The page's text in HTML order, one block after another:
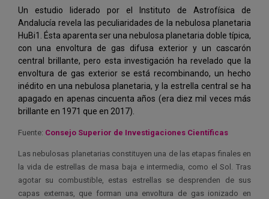
Un estudio liderado por el Instituto de Astrofísica de
Andalucía revela las peculiaridades de la nebulosa planetaria
HuBi1. Ésta aparenta ser una nebulosa planetaria doble típica,
con una envoltura de gas difusa exterior y un cascarón
central brillante, pero esta investigación ha revelado que la
envoltura de gas exterior se está recombinando, un hecho
inédito en una nebulosa planetaria, y la estrella central se ha
apagado en apenas cincuenta años (era diez mil veces más
brillante en 1971 que en 2017).
Fuente: Consejo Superior de Investigaciones Científicas
Las nebulosas planetarias constituyen una de las etapas finales en
la vida de estrellas de masa baja e intermedia, como el Sol. Tras
agotar su combustible, estas estrellas se desprenden de sus
capas externas, que forman una envoltura de gas ionizado en